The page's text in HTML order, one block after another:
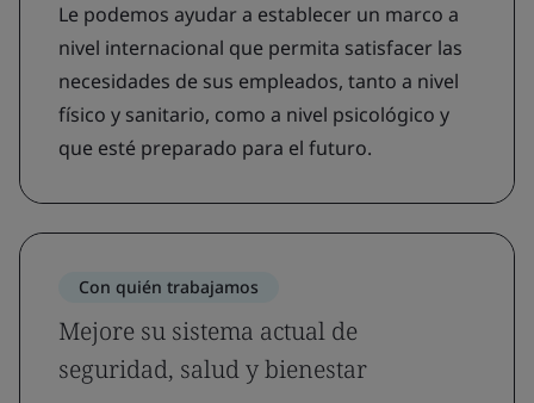
Le podemos ayudar a establecer un marco a
nivel internacional que permita satisfacer las
necesidades de sus empleados, tanto a nivel
físico y sanitario, como a nivel psicológico y
que esté preparado para el futuro.
Con quién trabajamos
Mejore su sistema actual de
seguridad, salud y bienestar